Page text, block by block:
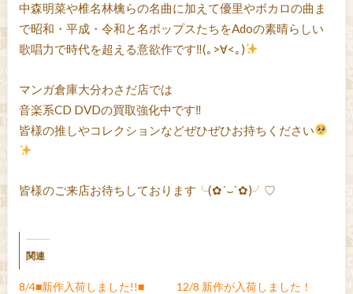
中森明菜や椎名林檎らの名曲に加えて優里やボカロの曲ま
で昭和・平成・令和と名ポップスたちをAdoの素晴らしい
歌唱力で時代を超える意欲作です‼(｡>∀<｡)
マンガ倉庫大分わさだ店では
音楽系CD DVDの買取強化中です‼
皆様の推しやコレクションなどぜひぜひお持ちください
皆様のご来店お待ちしております╰(✿´⌣`✿)╯♡
関連
8/4■新作入荷しました!!■
12/8 新作が入荷しました！